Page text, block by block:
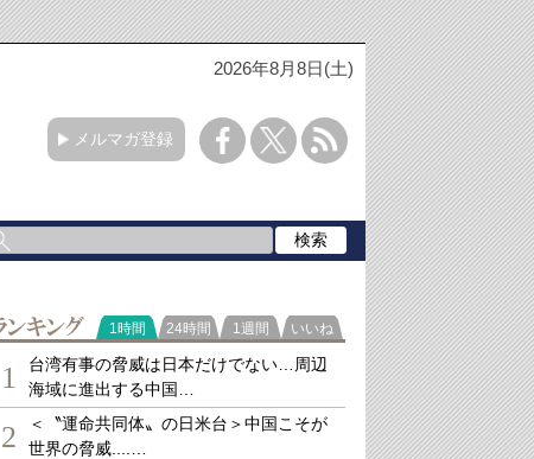
2026年8月8日(土)
メルマガ登録
ランキング
1時間 24時間 1週間 いいね
1
台湾有事の脅威は日本だけでない…周辺
海域に進出する中国…
2
＜〝運命共同体〟の日米台＞中国こそが
世界の脅威....…